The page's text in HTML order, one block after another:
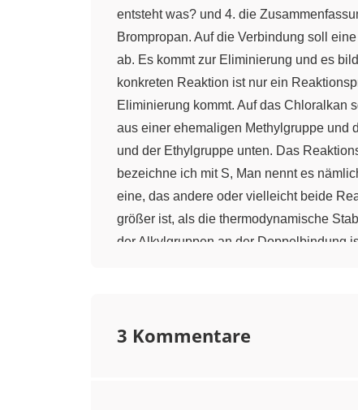
entsteht was? und 4. die
Brompropan. Auf die Verbindung soll
ab. Es kommt zur Eliminierung und es
konkreten Reaktion ist nur ein
Eliminierung kommt. Auf das Chloralkan
aus einer ehemaligen Methylgruppe und
und der Ethylgruppe unten. Das
bezeichne ich mit S, Man nennt es
eine, das andere oder vielleicht beide
größer ist, als die thermodynamische
der Alkylgruppen an der Doppelbindung
und manchmal das Sayzewprodukt
3 Kommentare